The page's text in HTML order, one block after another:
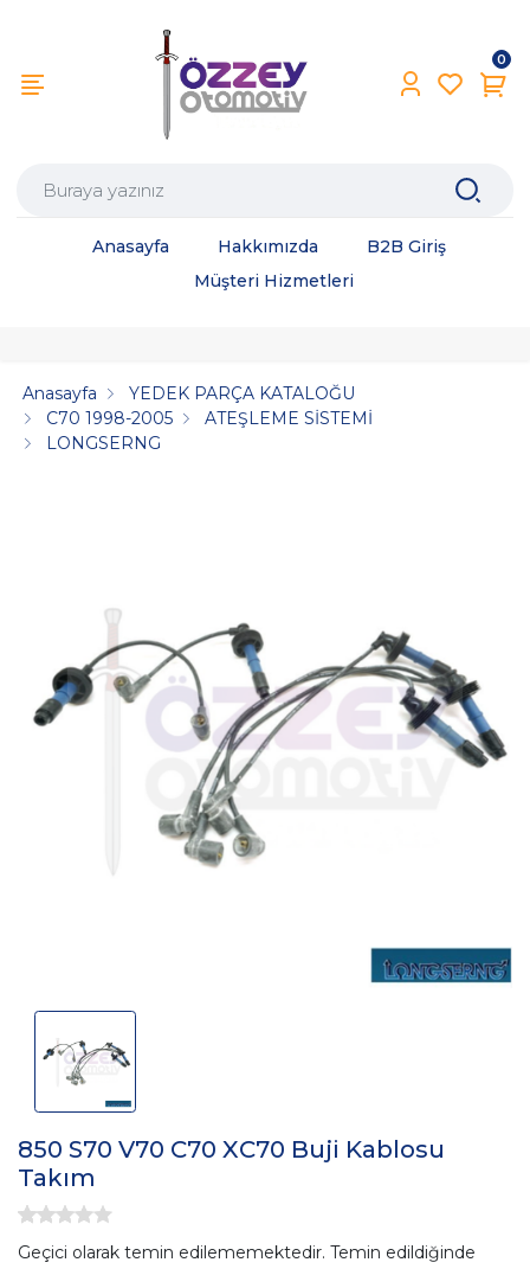
0
Anasayfa Hakkımızda
B2B Giriş
Müşteri Hizmetleri
Anasayfa
YEDEK PARÇA KATALOĞU
C70 1998-2005
ATEŞLEME SİSTEMİ
LONGSERNG
850 S70 V70 C70 XC70 Buji Kablosu
Takım
Geçici olarak temin edilememektedir. Temin edildiğinde